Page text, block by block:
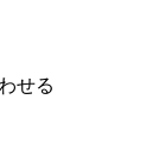
せる